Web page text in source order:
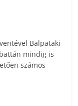
Balpataki
mindig is
számos